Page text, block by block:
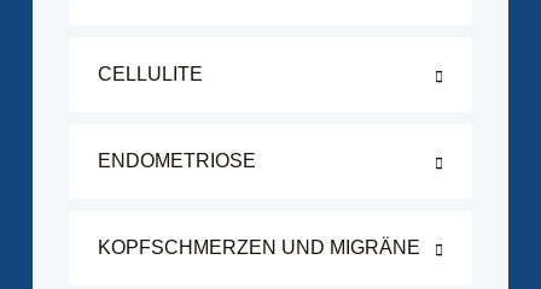
CELLULITE
ENDOMETRIOSE
KOPFSCHMERZEN UND MIGRÄNE